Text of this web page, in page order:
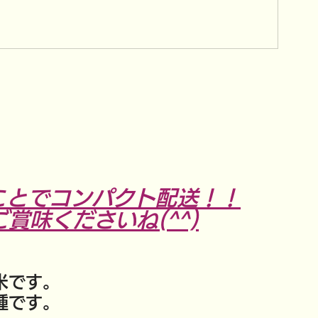
でコンパクト配送！！
賞味くださいね(^^)
す。
す。